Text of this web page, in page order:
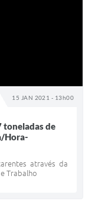
15 JAN 2021 - 13h00
toneladas de
Hora-
através da
Trabalho